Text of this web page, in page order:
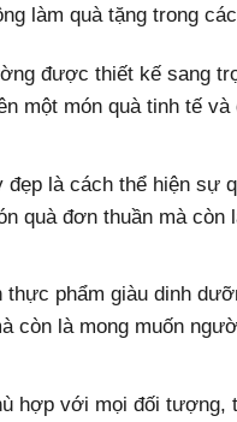
làm quà tặng trong
được thiết kế sang
một món quà tinh tế
đẹp là cách thể hiện sự
quà đơn thuần mà
phẩm giàu dinh
còn là mong muốn
hợp với mọi đối